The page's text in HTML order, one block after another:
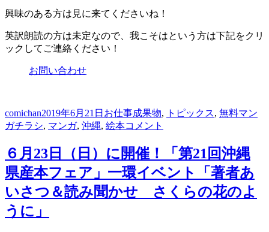
興味のある方は見に来てくださいね！
英訳朗読の方は未定なので、我こそはという方は下記をクリ
ックしてご連絡ください！
お問い合わせ
投
稿
comichan投
稿
2019年6月21日 カ
テ
リ
ー
お仕事成果物, トピックス, 無料マン
ガタ
チラシ, マンガ, 沖縄, 絵本「さ
ら
の
花
の
よ
コメント
６月23日（日）に開催！「第21回沖縄
県産本フェア」一環イベント「著者あ
いさつ＆読み聞かせ さくらの花のよ
うに」